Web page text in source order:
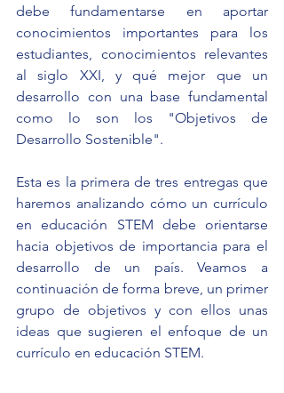
debe fundamentarse en aportar
conocimientos importantes para los
estudiantes, conocimientos relevantes
al siglo XXI, y qué mejor que un
desarrollo con una base fundamental
como lo son los "Objetivos de
Desarrollo Sostenible".
Esta es la primera de tres entregas que
haremos analizando cómo un currículo
en educación STEM debe orientarse
hacia objetivos de importancia para el
desarrollo de un país. Veamos a
continuación de forma breve, un primer
grupo de objetivos y con ellos unas
ideas que sugieren el enfoque de un
currículo en educación STEM.